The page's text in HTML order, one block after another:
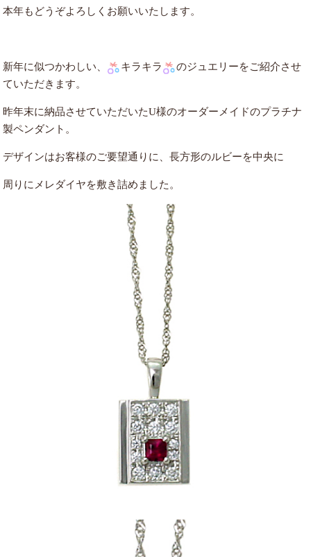
本年もどうぞよろしくお願いいたします。
新年に似つかわしい、 キラキラ
のジュエリーをご紹介させ
ていただきます。
昨年末に納品させていただいたU様のオーダーメイドのプラチナ
製ペンダント。
デザインはお客様のご要望通りに、長方形のルビーを中央に
周りにメレダイヤを敷き詰めました。